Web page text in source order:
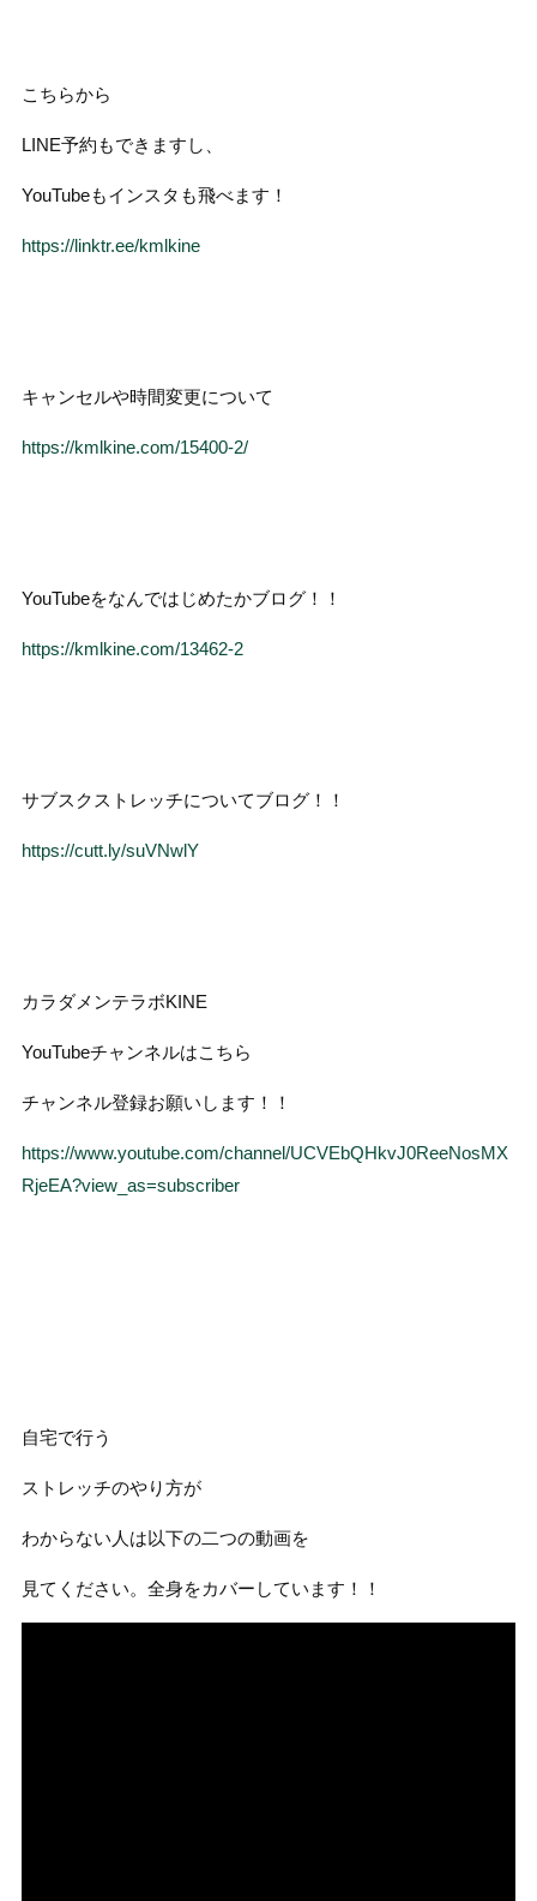
こちらから
LINE予約もできますし、
YouTubeもインスタも飛べます！
https://linktr.ee/kmlkine
キャンセルや時間変更について
https://kmlkine.com/15400-2/
YouTubeをなんではじめたかブログ！！
https://kmlkine.com/13462-2
サブスクストレッチについてブログ！！
https://cutt.ly/suVNwlY
カラダメンテラボKINE
YouTubeチャンネルはこちら
チャンネル登録お願いします！！
https://www.youtube.com/channel/UCVEbQHkvJ0ReeNosMX
RjeEA?view_as=subscriber
自宅で行う
ストレッチのやり方が
わからない人は以下の二つの動画を
見てください。全身をカバーしています！！